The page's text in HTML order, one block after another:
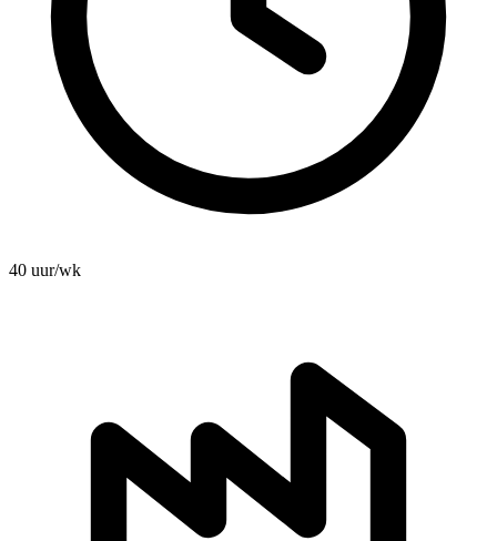
40 uur/wk